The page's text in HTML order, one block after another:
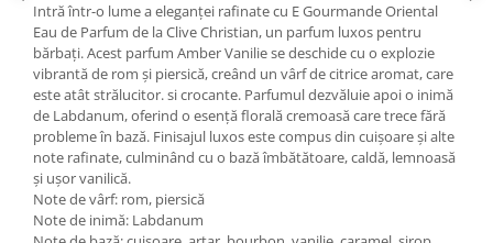
Intră într-o lume a eleganței rafinate cu E Gourmande Oriental
Eau de Parfum de la Clive Christian, un parfum luxos pentru
bărbați. Acest parfum Amber Vanilie se deschide cu o explozie
vibrantă de rom și piersică, creând un vârf de citrice aromat, care
este atât strălucitor. si crocante. Parfumul dezvăluie apoi o inimă
de Labdanum, oferind o esență florală cremoasă care trece fără
probleme în bază. Finisajul luxos este compus din cuișoare și alte
note rafinate, culminând cu o bază îmbătătoare, caldă, lemnoasă
și ușor vanilică.
Note de vârf: rom, piersică
Note de inimă: Labdanum